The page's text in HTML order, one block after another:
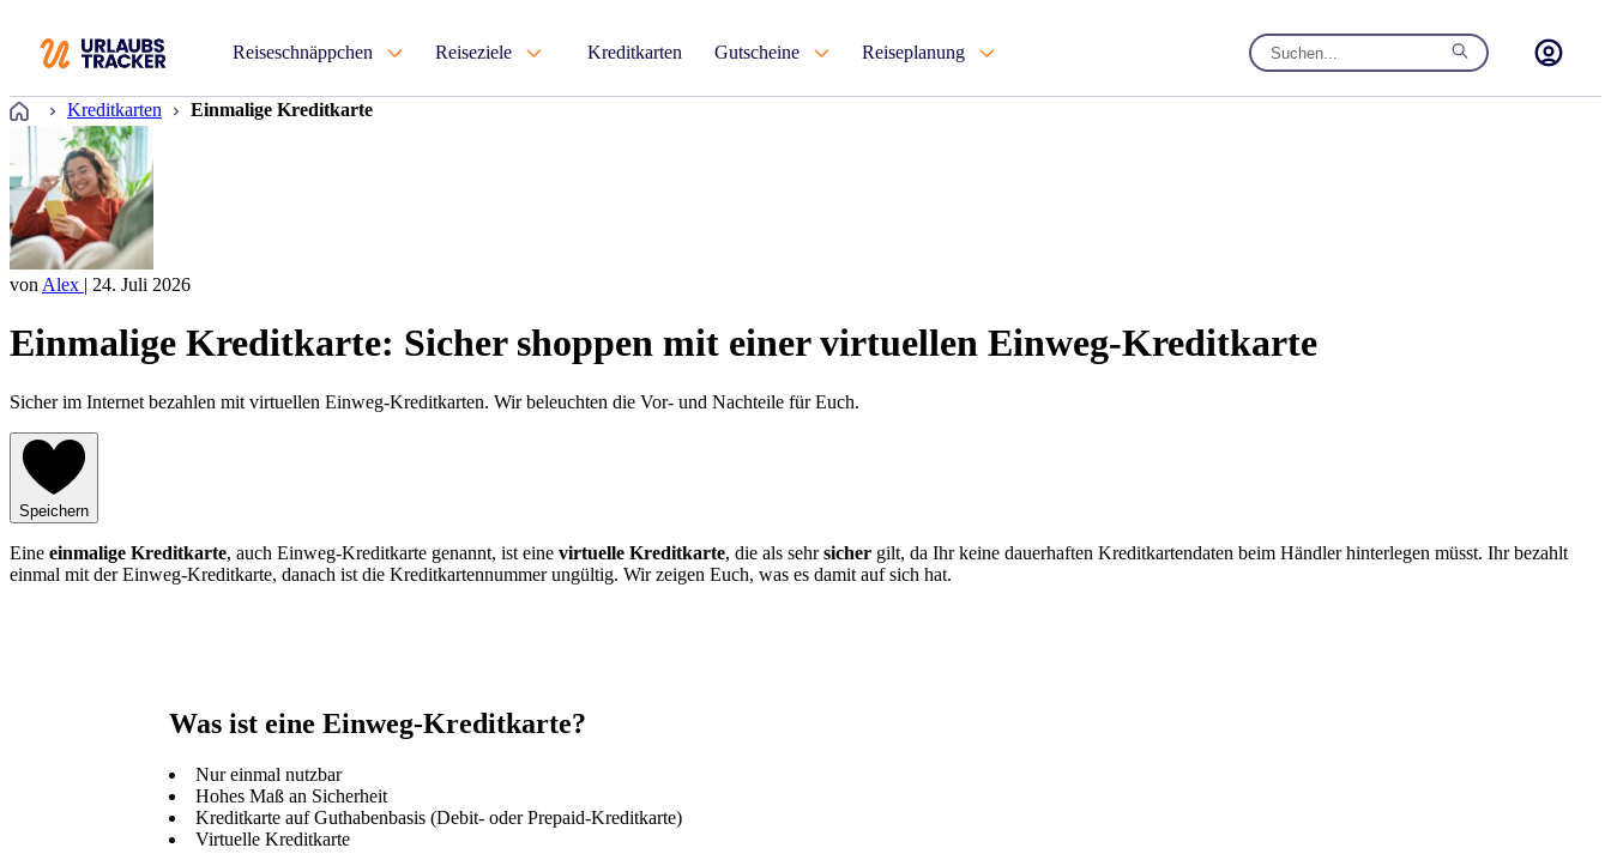
Reiseschnäppchen Reiseziele Kreditkarten Gutscheine Reiseplanung
Startseite
Kreditkarten Einmalige Kreditkarte
von Alex | 24. Juli 2026
Einmalige Kreditkarte: Sicher shoppen mit einer virtuellen Einweg-Kreditkarte
Sicher im Internet bezahlen mit virtuellen Einweg-Kreditkarten. Wir beleuchten die Vor- und Nachteile für Euch.
Speichern
Eine einmalige Kreditkarte, auch Einweg-Kreditkarte genannt, ist eine virtuelle Kreditkarte, die als sehrsicher gilt, da Ihr keine dauerhaften Kreditkartendaten beim Händler hinterlegen müsst. Ihr bezahlt
einmal mit der Einweg-Kreditkarte, danach ist die Kreditkartennummer ungültig. Wir zeigen Euch, was es damit auf sich hat.
Was ist eine Einweg-Kreditkarte?
Nur einmal nutzbar
Hohes Maß an Sicherheit
Kreditkarte auf Guthabenbasis (Debit- oder Prepaid-Kreditkarte)
Virtuelle Kreditkarte